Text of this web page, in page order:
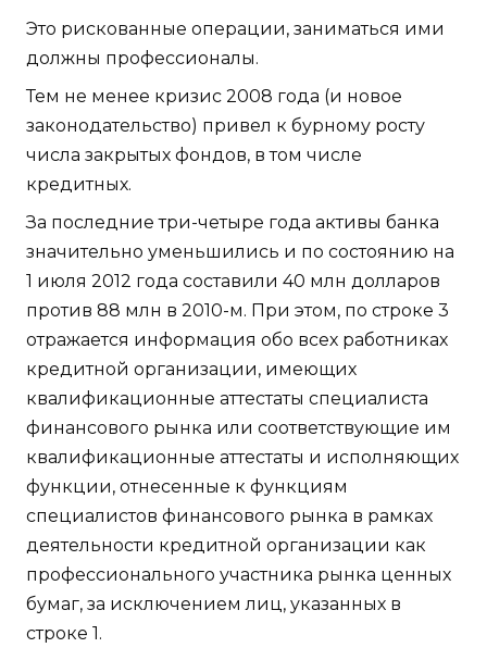
Это рискованные операции, заниматься ими
должны профессионалы.
Тем не менее кризис 2008 года (и новое
законодательство) привел к бурному росту
числа закрытых фондов, в том числе
кредитных.
За последние три-четыре года активы банка
значительно уменьшились и по состоянию на
1 июля 2012 года составили 40 млн долларов
против 88 млн в 2010-м. При этом, по строке 3
отражается информация обо всех работниках
кредитной организации, имеющих
квалификационные аттестаты специалиста
финансового рынка или соответствующие им
квалификационные аттестаты и исполняющих
функции, отнесенные к функциям
специалистов финансового рынка в рамках
деятельности кредитной организации как
профессионального участника рынка ценных
бумаг, за исключением лиц, указанных в
строке 1.